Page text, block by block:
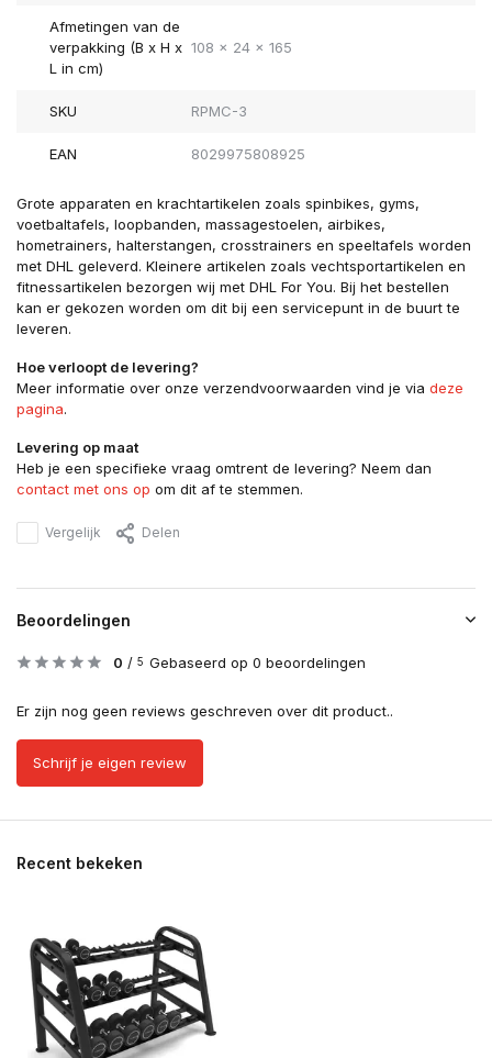
Afmetingen van de
verpakking (B x H x
L in cm)
108 x 24 x 165
SKU RPMC-3
EAN 8029975808925
Grote apparaten en krachtartikelen zoals spinbikes, gyms,
voetbaltafels, loopbanden, massagestoelen, airbikes,
hometrainers, halterstangen, crosstrainers en speeltafels worden
met DHL geleverd. Kleinere artikelen zoals vechtsportartikelen en
fitnessartikelen bezorgen wij met DHL For You. Bij het bestellen
kan er gekozen worden om dit bij een servicepunt in de buurt te
leveren.
Hoe verloopt de levering?
Meer informatie over onze verzendvoorwaarden vind je via deze
pagina.
Levering op maat
Heb je een specifieke vraag omtrent de levering? Neem dan
contact met ons op om dit af te stemmen.
Vergelijk Delen
Beoordelingen
0 / 5 Gebaseerd op 0 beoordelingen
Er zijn nog geen reviews geschreven over dit product..
Schrijf je eigen review
Recent bekeken